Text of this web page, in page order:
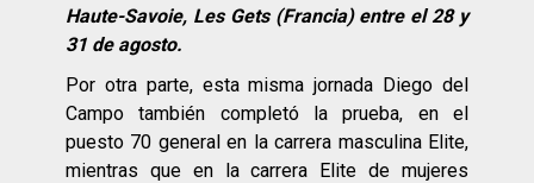
Haute-Savoie, Les Gets (Francia) entre el 28 y
31 de agosto.
Por otra parte, esta misma jornada Diego del
Campo también completó la prueba, en el
puesto 70 general en la carrera masculina Elite,
mientras que en la carrera Elite de mujeres